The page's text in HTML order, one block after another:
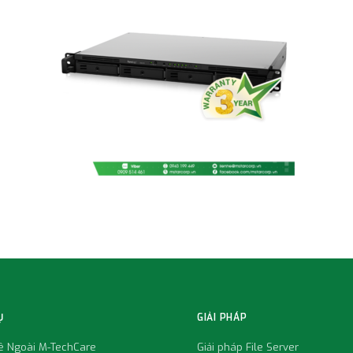
Ngoài M-TechCare
GIẢI PHÁP
Giải pháp File Server